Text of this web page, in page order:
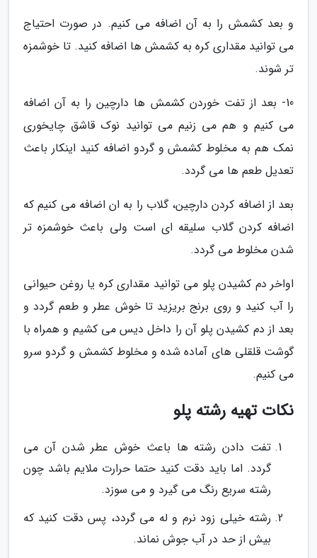
و بعد کشمش را به آن اضافه می کنیم. در صورت احتیاج
می توانید مقداری کره به کشمش ها اضافه کنید. تا خوشمزه
تر شوند.
10- بعد از تفت خوردن کشمش ها دارچین را به آن اضافه
می کنیم و هم می زنیم می توانید نوک قاشق چایخوری
نمک هم به مخلوط کشمش و گردو اضافه کنید اینکار باعث
تعدیل طعم ها می گردد.
بعد از اضافه کردن دارچین، گلاب را به ان اضافه می کنیم که
اضافه کردن گلاب سلیقه ای است ولی باعث خوشمزه تر
شدن مخلوط می گردد.
اواخر دم کشیدن پلو می توانید مقداری کره یا روغن حیوانی
را آب کنید و روی برنج بریزید تا خوش عطر و طعم گردد و
بعد از دم کشیدن پلو آن را داخل دیس می کشیم و همراه با
گوشت قلقلی های آماده شده و مخلوط کشمش و گردو سرو
می کنیم.
نکات تهیه رشته پلو
تفت دادن رشته ها باعث خوش عطر شدن آن می
گردد. اما باید دقت کنید حتما حرارت ملایم باشد چون
رشته سریع رنگ می گیرد و می سوزد.
رشته خیلی زود نرم و له می گردد، پس دقت کنید که
بیش از حد در آب جوش نماند.